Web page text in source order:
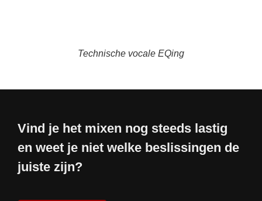
Technische vocale EQing
Vind je het mixen nog steeds lastig
en weet je niet welke beslissingen de
juiste zijn?